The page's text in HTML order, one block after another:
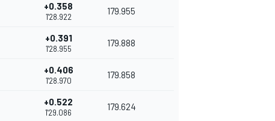
+0.358
1'28.922
179.955
+0.391
1'28.955
179.888
+0.406
1'28.970
179.858
+0.522
1'29.086
179.624